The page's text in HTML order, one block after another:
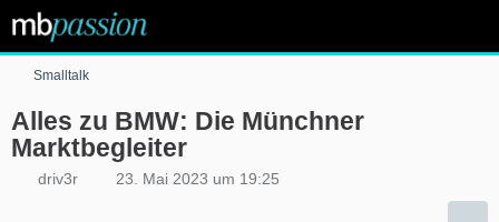
Smalltalk
Alles zu BMW: Die Münchner
Marktbegleiter
driv3r 23. Mai 2023 um 19:25